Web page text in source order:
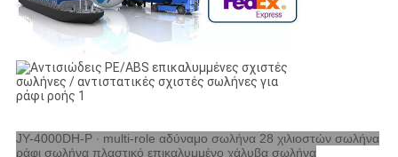
JY-4000DH-P ∙ multi-role αδύναμο σωλήνα 28 χιλιοστών σωλήνα
ράφι σωλήνα πλαστικό επικαλυμμένο χάλυβα σωλήνα